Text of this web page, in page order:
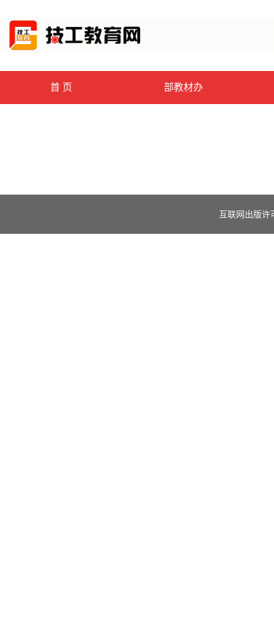
首 页 部教材办
互联网出版许